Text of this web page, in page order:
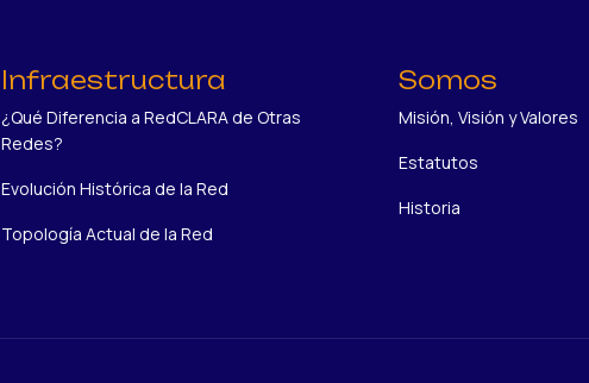
Infraestructura
¿Qué Diferencia a RedCLARA de Otras
Redes?
Evolución Histórica de la Red
Topología Actual de la Red
Somos
Misión, Visión y Valores
Estatutos
Historia